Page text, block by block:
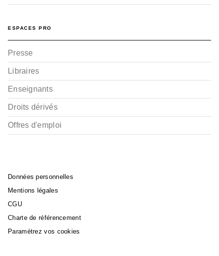
ESPACES PRO
Presse
Libraires
Enseignants
Droits dérivés
Offres d'emploi
Données personnelles
Mentions légales
CGU
Charte de référencement
Paramétrez vos cookies